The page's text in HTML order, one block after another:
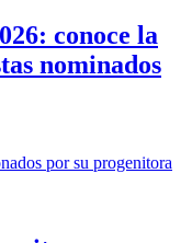
conoce la
nominados